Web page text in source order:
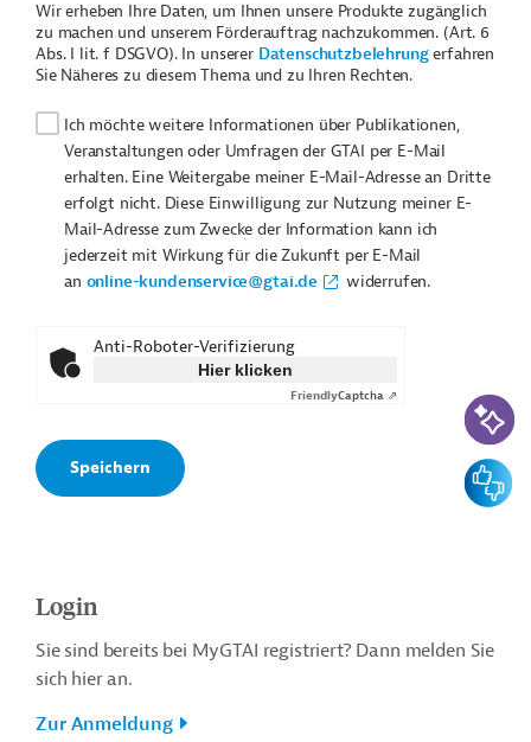
Wir erheben Ihre Daten, um Ihnen unsere Produkte zugänglich
zu machen und unserem Förderauftrag nachzukommen. (Art. 6
Abs. I lit. f DSGVO). In unserer Datenschutzbelehrungerfahren
Sie Näheres zu diesem Thema und zu Ihren Rechten.
Ich möchte weitere Informationen über Publikationen,
Veranstaltungen oder Umfragen der GTAI per E-Mail
erhalten. Eine Weitergabe meiner E-Mail-Adresse an Dritte
erfolgt nicht. Diese Einwilligung zur Nutzung meiner E-
Mail-Adresse zum Zwecke der Information kann ich
jederzeit mit Wirkung für die Zukunft per E-Mail
an online-kundenservice@gtai.de widerrufen.
Anti-Roboter-Verifizierung
Hier klicken
FriendlyCaptcha ⇗
Login
Sie sind bereits bei MyGTAI registriert? Dann melden Sie
sich hier an.
Zur Anmeldung
KI-